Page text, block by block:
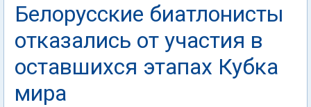
Белорусские биатлонисты
отказались от участия в
оставшихся этапах Кубка
мира